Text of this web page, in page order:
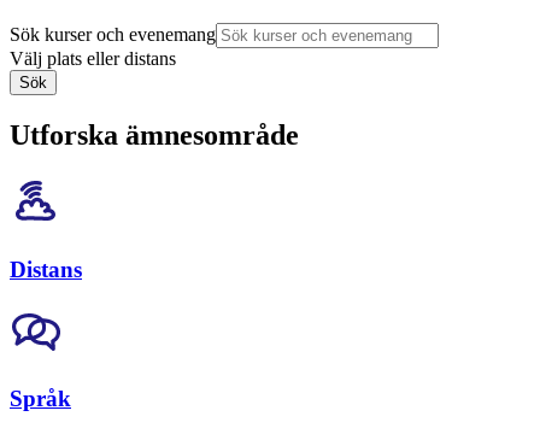
Sök kurser och evenemang
Välj plats eller distans
Sök
Utforska ämnesområde
Distans
Språk